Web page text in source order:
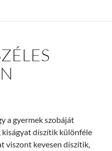
a gyermek szobáját
kiságyat díszítik különféle
viszont kevesen díszítik,